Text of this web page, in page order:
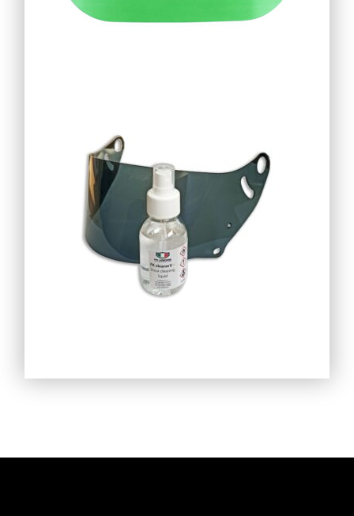
15,60